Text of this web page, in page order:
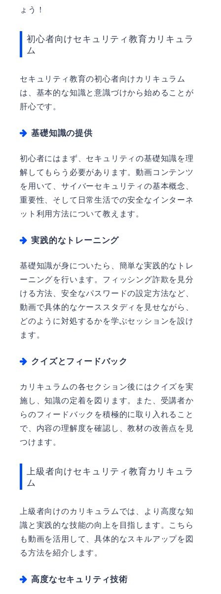
ょう！
初心者向けセキュリティ教育カリキュラ
ム
セキュリティ教育の初心者向けカリキュラム
は、基本的な知識と意識づけから始めることが
肝心です。
基礎知識の提供
初心者にはまず、セキュリティの基礎知識を理
解してもらう必要があります。動画コンテンツ
を用いて、サイバーセキュリティの基本概念、
重要性、そして日常生活での安全なインターネ
ット利用方法について教えます。
実践的なトレーニング
基礎知識が身についたら、簡単な実践的なトレ
ーニングを行います。フィッシング詐欺を見分
ける方法、安全なパスワードの設定方法など、
動画で具体的なケーススタディを見せながら、
どのように対処するかを学ぶセッションを設け
ます。
クイズとフィードバック
カリキュラムの各セクション後にはクイズを実
施し、知識の定着を図ります。また、受講者か
らのフィードバックを積極的に取り入れること
で、内容の理解度を確認し、教材の改善点を見
つけます。
上級者向けセキュリティ教育カリキュラ
ム
上級者向けのカリキュラムでは、より高度な知
識と実践的な技能の向上を目指します。こちら
も動画を活用して、具体的なスキルアップを図
る方法を紹介します。
高度なセキュリティ技術